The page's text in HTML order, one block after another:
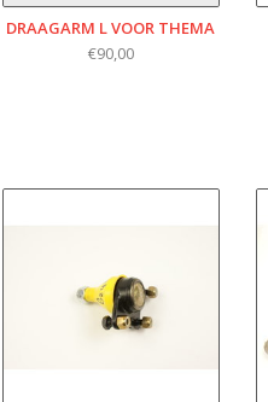
DRAAGARM L VOOR THEMA
€90,00